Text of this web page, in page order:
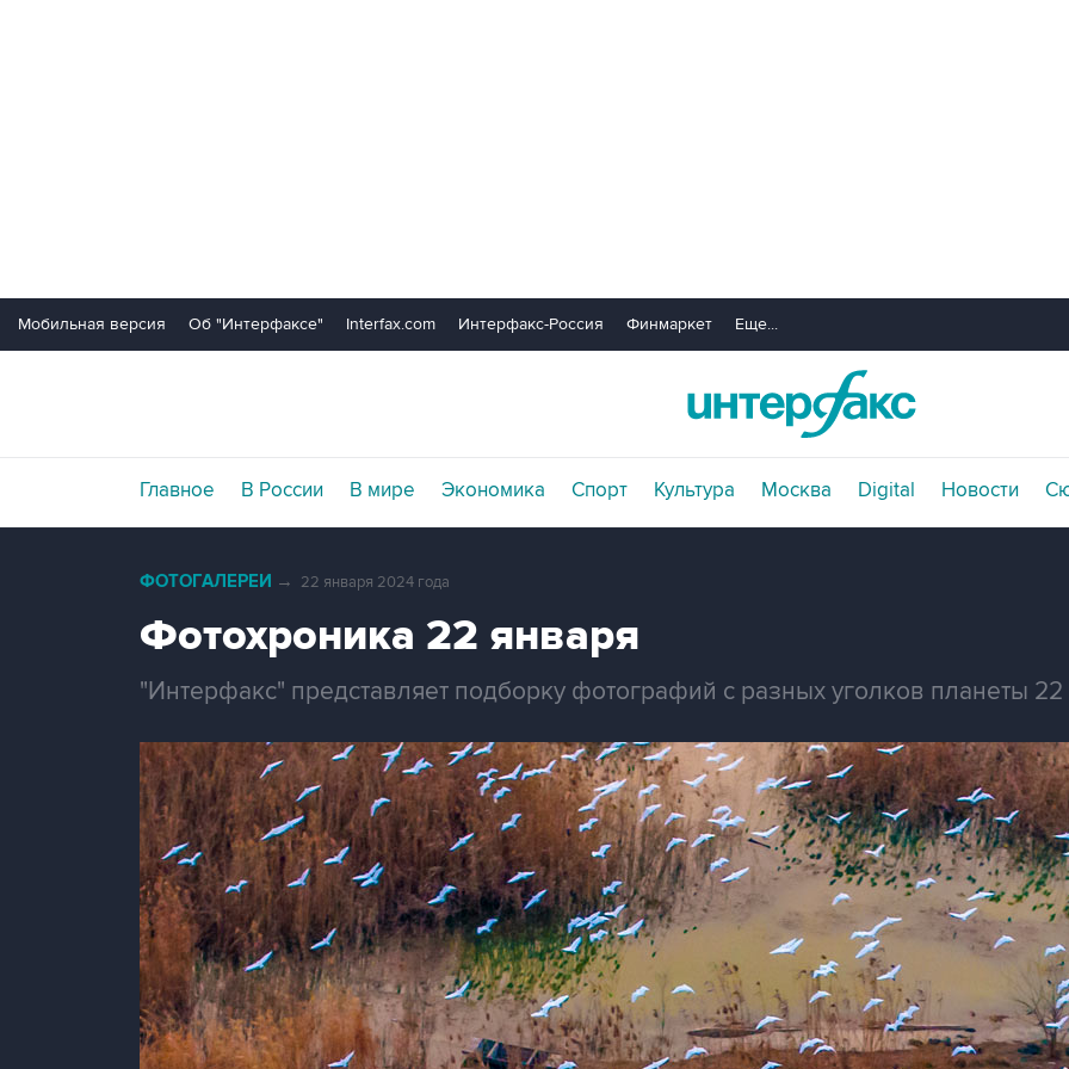
Мобильная версия Об "Интерфаксе" Interfax.com Интерфакс-Россия Финмаркет Еще...
Главное В России В мире Экономика Спорт Культура Москва Digital Новости
ФОТОГАЛЕРЕИ → 22 января 2024 года
Фотохроника 22 января
"Интерфакс" представляет подборку фотографий с разных уголков планеты